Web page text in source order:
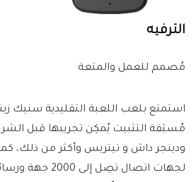
الترفيه
مُصمم للعمل والمتعة
استمتع بلعب اللعبة التقليدية سنيك
مُسبَقة التثبيت يُمكِن تجريبها قبل